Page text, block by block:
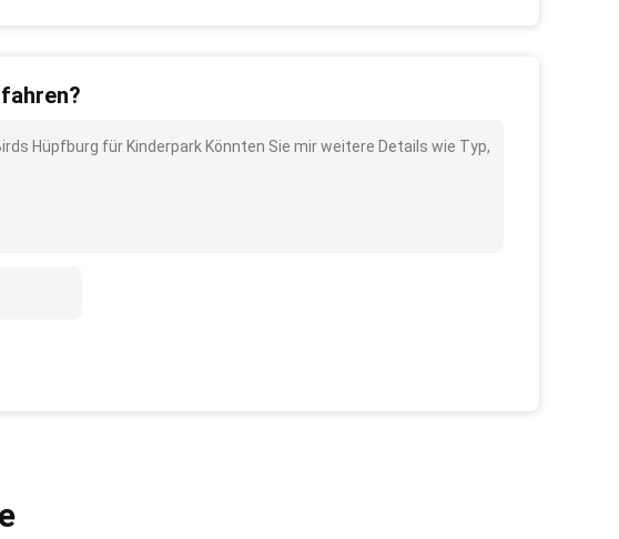
Hüpfburg für Kinderpark Könnten Sie mir weitere Details wie Typ,